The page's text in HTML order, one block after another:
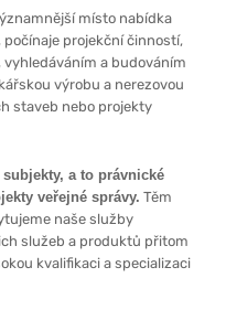
místo nabídka
projekční činností,
a budováním
výrobu a nerezovou
staveb nebo projekty
a to právnické
veřejné správy. Těm
naše služby
služeb a produktů přitom
kvalifikaci a specializaci